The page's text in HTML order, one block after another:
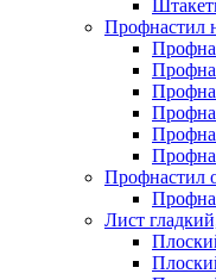
Профнастил
Профнастил
Лист